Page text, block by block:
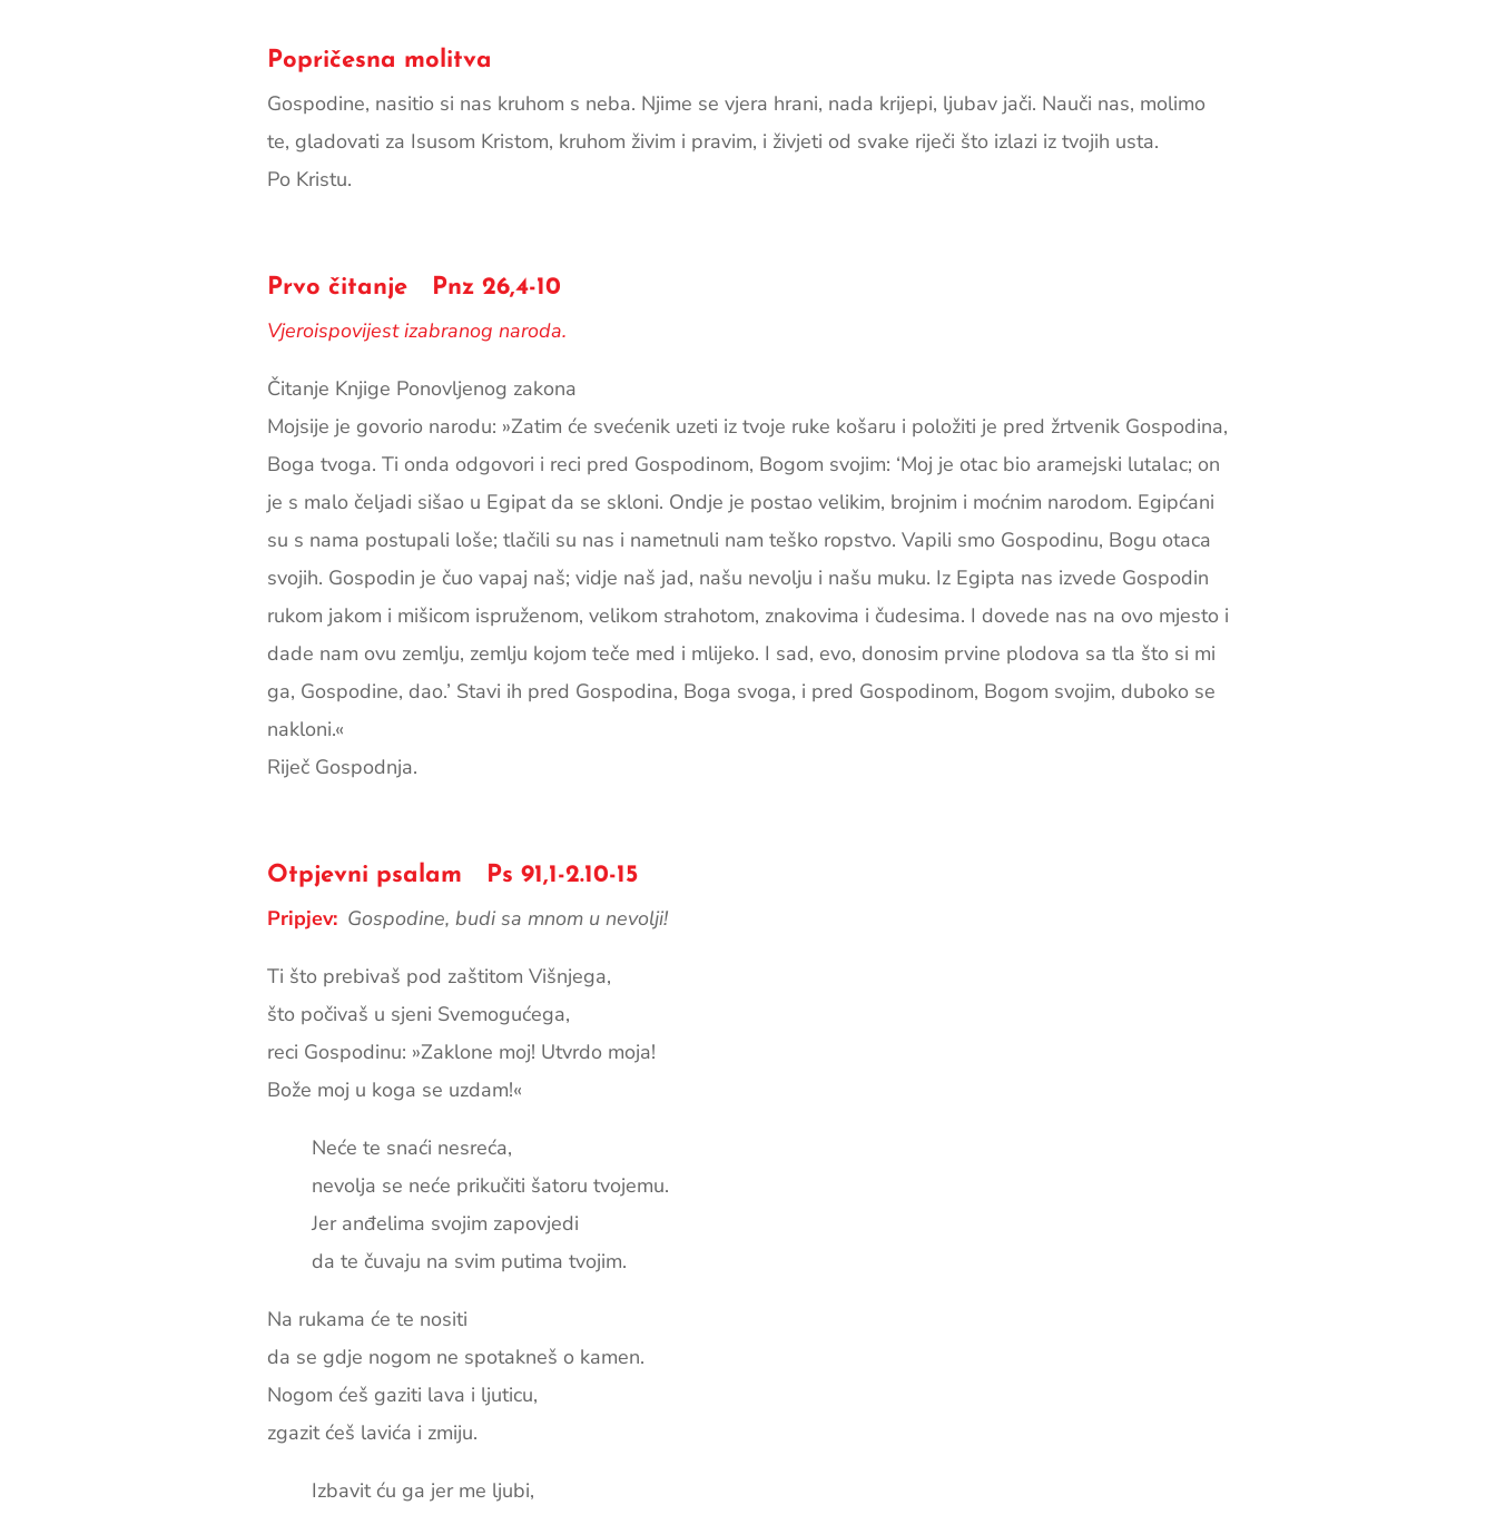
Popričesna molitva
Gospodine, nasitio si nas kruhom s neba. Njime se vjera hrani, nada krijepi, ljubav jači. Nauči nas, molimo
te, gladovati za Isusom Kristom, kruhom živim i pravim, i živjeti od svake riječi što izlazi iz tvojih usta.
Po Kristu.
Prvo čitanje Pnz 26,4-10
Vjeroispovijest izabranog naroda.
Čitanje Knjige Ponovljenog zakona
Mojsije je govorio narodu: »Zatim će sveće­nik uzeti iz tvoje ruke košaru i položiti je pred žrtvenik Gospodina,
Boga tvoga. Ti onda odgovori i reci pred Gospodinom, Bogom svojim: ‘Moj je otac bio aramejski lutalac; on
je s malo čeljadi sišao u Egipat da se ­skloni. Ondje je postao velikim, brojnim i moćnim narodom. Egipćani
su s nama postupali ­loše; tlačili su nas i nametnuli nam teško ropstvo. Vapili smo Gospodinu, Bogu otaca
svojih. Gospodin je čuo vapaj naš; vidje naš jad, našu ­nevolju i našu muku. Iz Egipta nas izvede Gospodin
rukom jakom i mišicom ispruženom, velikom strahotom, znakovima i čude­sima. I dovede nas na ovo mjesto i
­dade nam ovu zemlju, zemlju kojom teče med i mlijeko. I sad, evo, donosim prvine plodova sa tla što si mi
ga, Gospodine, dao.’ Stavi ih pred Gospodina, Boga svoga, i pred Gospodinom, Bogom svojim, duboko se
nakloni.«
Riječ Gospodnja.
Otpjevni psalam Ps 91,1-2.10-15
Pripjev: Gospodine, budi sa mnom u nevolji!
Ti što prebivaš pod zaštitom Višnjega,
što počivaš u sjeni Svemogućega,
reci Gospodinu: »Zaklone moj! Utvrdo moja!
Bože moj u koga se uzdam!«
Neće te snaći nesreća,
nevolja se neće prikučiti šatoru tvojemu.
Jer anđelima svojim zapovjedi
da te čuvaju na svim putima tvojim.
Na rukama će te nositi
da se gdje nogom ne spotakneš o kamen.
Nogom ćeš gaziti lava i ljuticu,
zgazit ćeš lavića i zmiju.
Izbavit ću ga jer me ljubi,